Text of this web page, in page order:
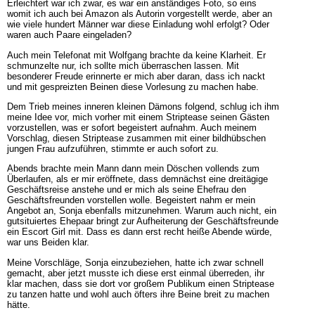
Erleichtert war ich zwar, es war ein anständiges Foto, so eins
womit ich auch bei Amazon als Autorin vorgestellt werde, aber an
wie viele hundert Männer war diese Einladung wohl erfolgt? Oder
waren auch Paare eingeladen?
Auch mein Telefonat mit Wolfgang brachte da keine Klarheit. Er
schmunzelte nur, ich sollte mich überraschen lassen. Mit
besonderer Freude erinnerte er mich aber daran, dass ich nackt
und mit gespreizten Beinen diese Vorlesung zu machen habe.
Dem Trieb meines inneren kleinen Dämons folgend, schlug ich ihm
meine Idee vor, mich vorher mit einem Striptease seinen Gästen
vorzustellen, was er sofort begeistert aufnahm. Auch meinem
Vorschlag, diesen Striptease zusammen mit einer bildhübschen
jungen Frau aufzuführen, stimmte er auch sofort zu.
Abends brachte mein Mann dann mein Döschen vollends zum
Überlaufen, als er mir eröffnete, dass demnächst eine dreitägige
Geschäftsreise anstehe und er mich als seine Ehefrau den
Geschäftsfreunden vorstellen wolle. Begeistert nahm er mein
Angebot an, Sonja ebenfalls mitzunehmen. Warum auch nicht, ein
gutsituiertes Ehepaar bringt zur Aufheiterung der Geschäftsfreunde
ein Escort Girl mit. Dass es dann erst recht heiße Abende würde,
war uns Beiden klar.
Meine Vorschläge, Sonja einzubeziehen, hatte ich zwar schnell
gemacht, aber jetzt musste ich diese erst einmal überreden, ihr
klar machen, dass sie dort vor großem Publikum einen Striptease
zu tanzen hatte und wohl auch öfters ihre Beine breit zu machen
hätte.